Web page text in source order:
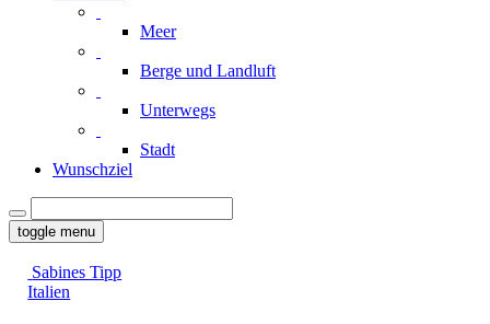
Meer
Berge und Landluft
Unterwegs
Stadt
Wunschziel
toggle menu
Sabines Tipp
Italien